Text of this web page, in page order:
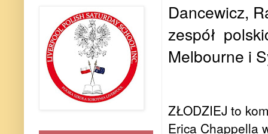
Dancewicz,
zespół
Melbourne i
ZŁODZIEJ to
Erica Chappella